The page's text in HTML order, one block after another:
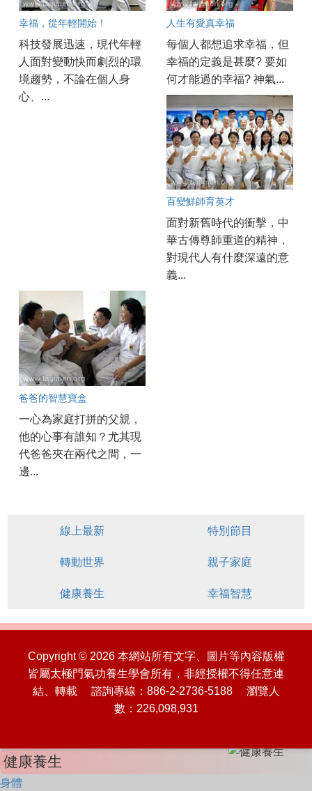
幸福，從年輕開始！
科技發展迅速，現代年輕
人面對變動快而劇烈的環
境趨勢，不論在個人身
心、...
人生有愛真幸福
每個人都想追求幸福，但
幸福的定義是甚麼? 要如
何才能過的幸福? 神氣...
百變鮮師育英才
面對新舊時代的衝擊，中
華古傳尊師重道的精神，
對現代人有什麼深遠的意
義...
爸爸的智慧寶盒
一心為家庭打拼的父親，
他的心事有誰知？尤其現
代爸爸夾在兩代之間，一
邊...
線上最新 特別節目
轉動世界 親子家庭
健康養生 幸福智慧
Copyright © 2026 本網站所有文字、圖片等內容版權
皆屬太極門氣功養生學會所有，非經授權不得任意連
結、轉載 諮詢專線：886-2-2736-5188 瀏覽人
數：226,098,931
健康養生
身體